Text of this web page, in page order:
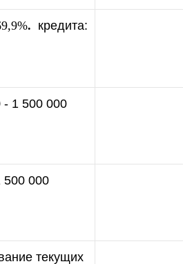
. кредита:
1 500 000
500 000
текущих